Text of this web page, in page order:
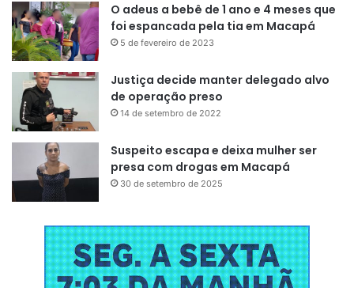
O adeus a bebê de 1 ano e 4 meses que
foi espancada pela tia em Macapá
5 de fevereiro de 2023
Justiça decide manter delegado alvo
de operação preso
14 de setembro de 2022
Suspeito escapa e deixa mulher ser
presa com drogas em Macapá
30 de setembro de 2025